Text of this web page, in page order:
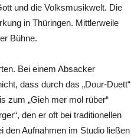
und die Volksmusikwelt. Die
in Thüringen. Mittlerweile
Bühne.
Bei einem Absacker
dass durch das „Dour-Duett“
zum „Gieh mer mol rüber“
den er oft bei traditionellen
den Aufnahmen im Studio ließen